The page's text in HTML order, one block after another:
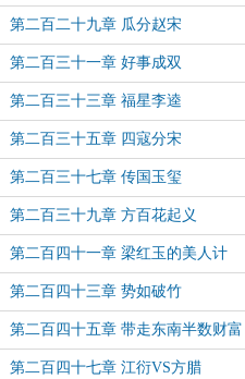
第二百二十九章 瓜分赵宋
第二百三十一章 好事成双
第二百三十三章 福星李逵
第二百三十五章 四寇分宋
第二百三十七章 传国玉玺
第二百三十九章 方百花起义
第二百四十一章 梁红玉的美人计
第二百四十三章 势如破竹
第二百四十五章 带走东南半数财富
第二百四十七章 江衍VS方腊